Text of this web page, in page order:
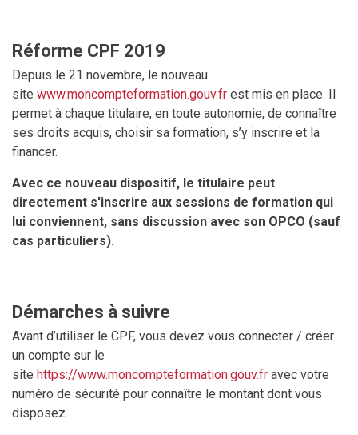
Réforme CPF 2019
Depuis le 21 novembre, le nouveau
site www.moncompteformation.gouv.fr est mis en place. Il
permet à chaque titulaire, en toute autonomie, de connaître
ses droits acquis, choisir sa formation, s’y inscrire et la
financer.
Avec ce nouveau dispositif, le titulaire peut
directement s'inscrire aux sessions de formation qui
lui conviennent, sans discussion avec son OPCO (sauf
cas particuliers).
Démarches à suivre
Avant d’utiliser le CPF, vous devez vous connecter / créer
un compte sur le
site https://www.moncompteformation.gouv.fr avec votre
numéro de sécurité pour connaître le montant dont vous
disposez.